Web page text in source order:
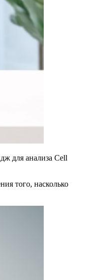
для анализа Cell
того, насколько